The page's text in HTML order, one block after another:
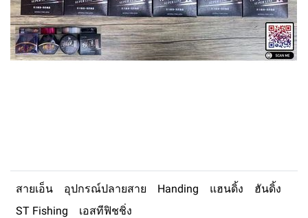
สายเอ็น อุปกรณ์ปลายสาย Handing แฮนดิ้ง
ฮันดิ้ง
ST Fishing
เอสทีฟิชชิ่ง